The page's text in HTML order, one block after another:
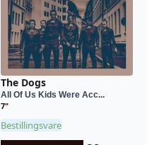
The Dogs
All Of Us Kids Were Acc...
7"
Bestillingsvare